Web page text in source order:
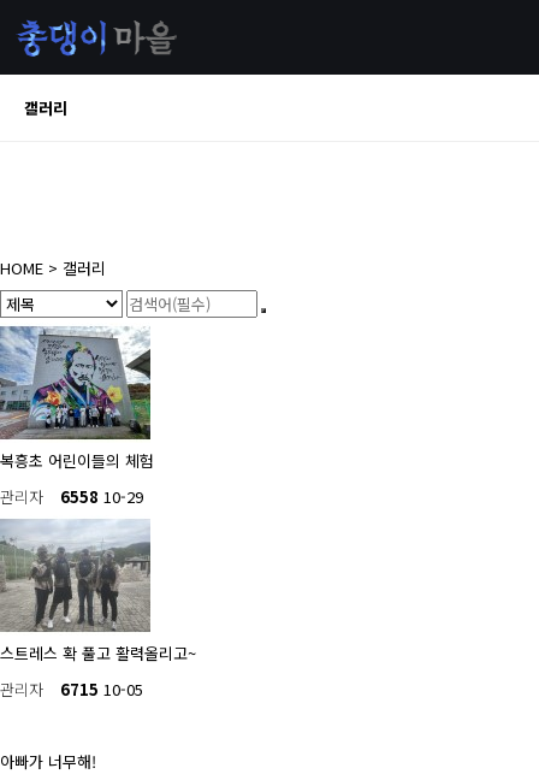
갤러리
HOME > 갤러리
복흥초 어린이들의 체험
관리자
6558 10-29
스트레스 확 풀고 활력올리고~
관리자
6715 10-05
아빠가 너무해!